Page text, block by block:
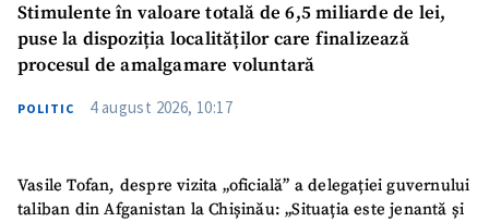
Stimulente în valoare totală de 6,5 miliarde de lei,
puse la dispoziția localităților care finalizează
procesul de amalgamare voluntară
POLITIC 4 august 2026, 10:17
Vasile Tofan, despre vizita „oficială” a delegației guvernului
taliban din Afganistan la Chișinău: „Situația este jenantă și